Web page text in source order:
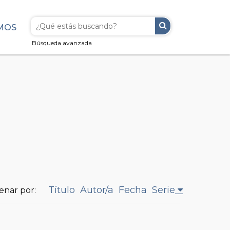
Búsqueda avanzada
por: Título Autor/a Fecha Serie